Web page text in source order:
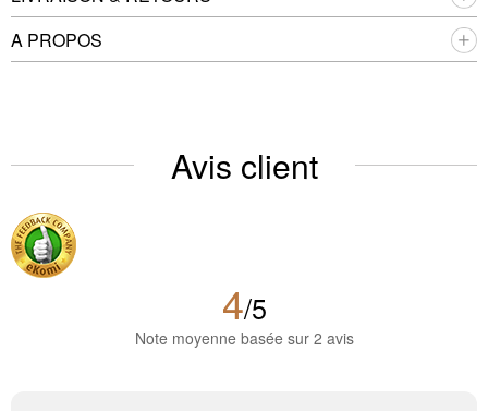
A PROPOS
Avis client
4/5
Note moyenne basée sur 2 avis